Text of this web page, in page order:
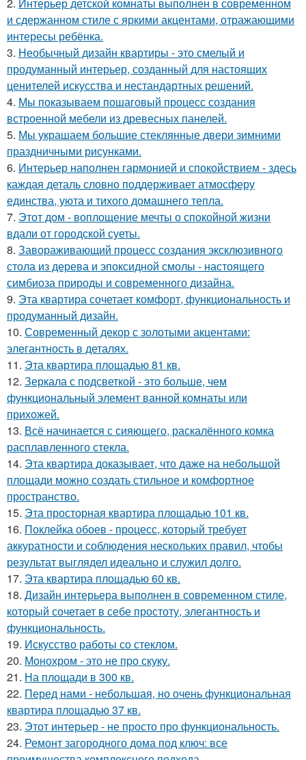
и сдержанном стиле с яркими акцентами, отражающими
интересы ребёнка.
3. Необычный дизайн квартиры - это смелый и
продуманный интерьер, созданный для настоящих
ценителей искусства и нестандартных решений.
4. Мы показываем пошаговый процесс создания
встроенной мебели из древесных панелей.
5. Мы украшаем большие стеклянные двери зимними
праздничными рисунками.
6. Интерьер наполнен гармонией и спокойствием - здесь
каждая деталь словно поддерживает атмосферу
единства, уюта и тихого домашнего тепла.
7. Этот дом - воплощение мечты о спокойной жизни
вдали от городской суеты.
8. Завораживающий процесс создания эксклюзивного
стола из дерева и эпоксидной смолы - настоящего
симбиоза природы и современного дизайна.
9. Эта квартира сочетает комфорт, функциональность и
продуманный дизайн.
10. Современный декор с золотыми акцентами:
элегантность в деталях.
11. Эта квартира площадью 81 кв.
12. Зеркала с подсветкой - это больше, чем
функциональный элемент ванной комнаты или
прихожей.
13. Всё начинается с сияющего, раскалённого комка
расплавленного стекла.
14. Эта квартира доказывает, что даже на небольшой
площади можно создать стильное и комфортное
пространство.
15. Эта просторная квартира площадью 101 кв.
16. Поклейка обоев - процесс, который требует
аккуратности и соблюдения нескольких правил, чтобы
результат выглядел идеально и служил долго.
17. Эта квартира площадью 60 кв.
18. Дизайн интерьера выполнен в современном стиле,
который сочетает в себе простоту, элегантность и
функциональность.
19. Искусство работы со стеклом.
20. Монохром - это не про скуку.
21. На площади в 300 кв.
22. Перед нами - небольшая, но очень функциональная
квартира площадью 37 кв.
23. Этот интерьер - не просто про функциональность.
24. Ремонт загородного дома под ключ: все